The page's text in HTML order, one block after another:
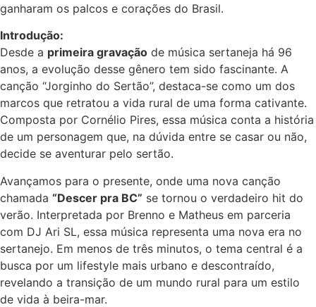
ganharam os palcos e corações do Brasil.
Introdução:
Desde a primeira gravação de música sertaneja há 96
anos, a evolução desse gênero tem sido fascinante. A
canção “Jorginho do Sertão”, destaca-se como um dos
marcos que retratou a vida rural de uma forma cativante.
Composta por Cornélio Pires, essa música conta a história
de um personagem que, na dúvida entre se casar ou não,
decide se aventurar pelo sertão.
Avançamos para o presente, onde uma nova canção
chamada “Descer pra BC” se tornou o verdadeiro hit do
verão. Interpretada por Brenno e Matheus em parceria
com DJ Ari SL, essa música representa uma nova era no
sertanejo. Em menos de três minutos, o tema central é a
busca por um lifestyle mais urbano e descontraído,
revelando a transição de um mundo rural para um estilo
de vida à beira-mar.